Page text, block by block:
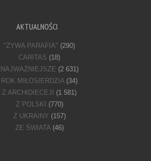
AKTUALNOŚCI
"ŻYWA PARAFIA" (290)
CARITAS (18)
NAJWAŻNIEJSZE (2 631)
ROK MIŁOSIERDZIA(34)
Z ARCHIDIECEJI
(1 581)
Z POLSKI
(770)
Z UKRAINY (157)
ZE ŚWIATA(46)